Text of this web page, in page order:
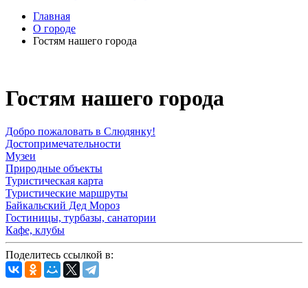
Главная
О городе
Гостям нашего города
Гостям нашего города
Добро пожаловать в Слюдянку!
Достопримечательности
Музеи
Природные объекты
Туристическая карта
Туристические маршруты
Байкальский Дед Мороз
Гостиницы, турбазы, санатории
Кафе, клубы
Поделитесь ссылкой в: